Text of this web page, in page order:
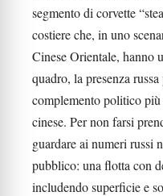
segmento di corvette
costiere che, in uno
Cinese Orientale, hanno
quadro, la presenza
complemento politico più
cinese. Per non farsi
guardare ai numeri russi
pubblico: una flotta con
includendo superficie e